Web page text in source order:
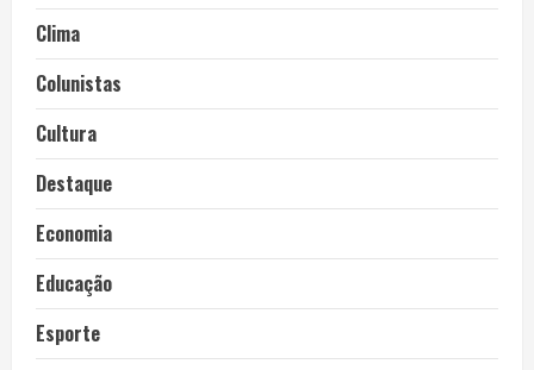
Clima
Colunistas
Cultura
Destaque
Economia
Educação
Esporte